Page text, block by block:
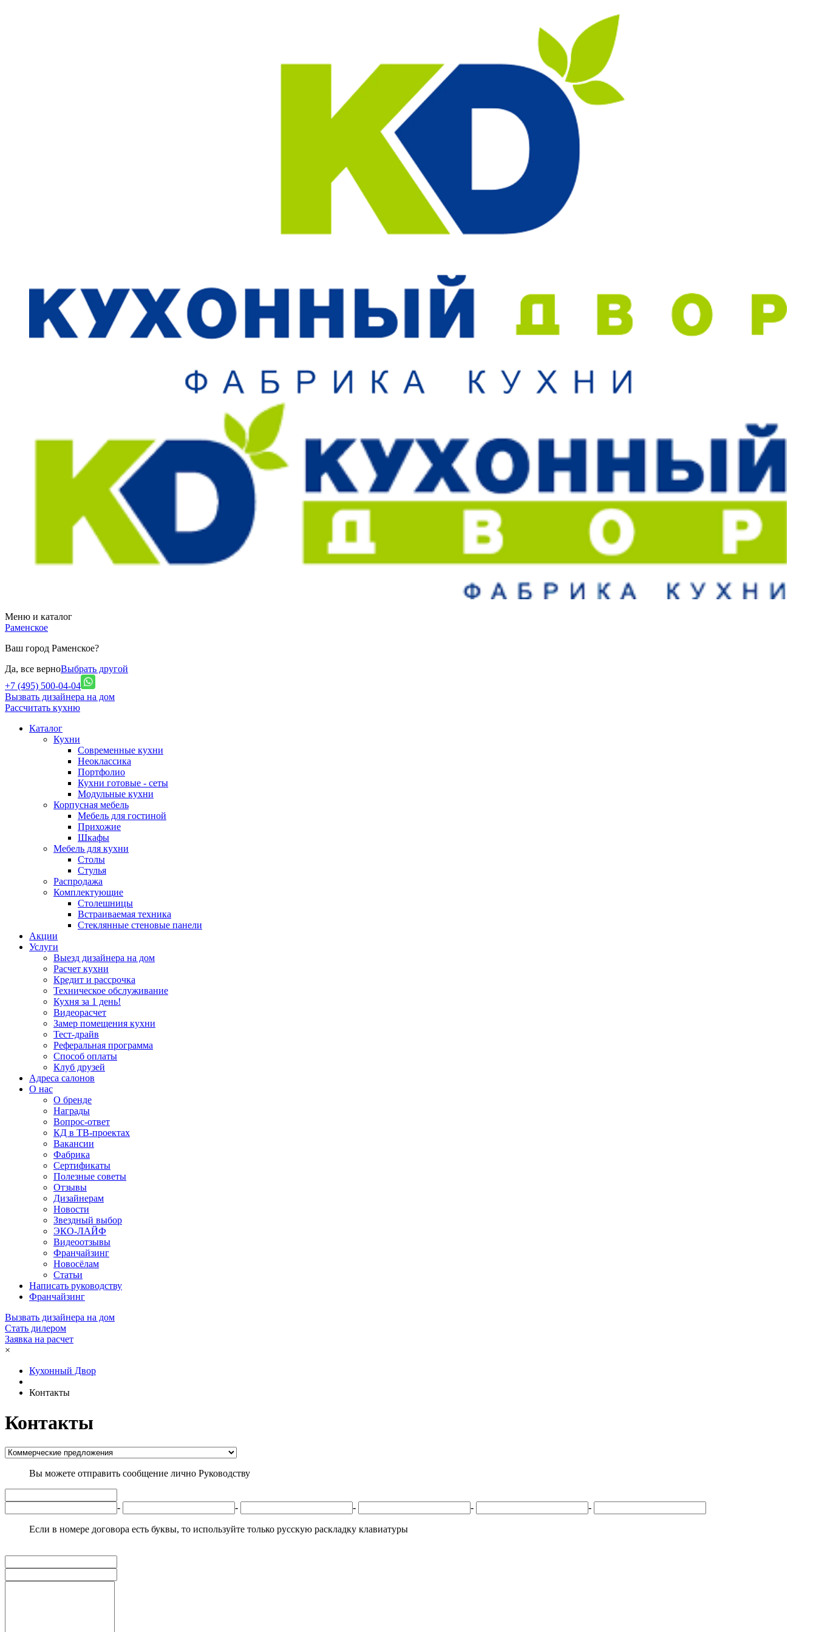
Меню и каталог
Раменское
Ваш город Раменское?
Да, все верноВыбрать другой
+7 (495) 500-04-04
Вызвать дизайнера на дом
Рассчитать кухню
Каталог
Кухни
Современные кухни
Неоклассика
Портфолио
Кухни готовые - сеты
Модульные кухни
Корпусная мебель
Мебель для гостиной
Прихожие
Шкафы
Мебель для кухни
Столы
Стулья
Распродажа
Комплектующие
Столешницы
Встраиваемая техника
Стеклянные стеновые панели
Акции
Услуги
Выезд дизайнера на дом
Расчет кухни
Кредит и рассрочка
Техническое обслуживание
Кухня за 1 день!
Видеорасчет
Замер помещения кухни
Тест-драйв
Реферальная программа
Способ оплаты
Клуб друзей
Адреса салонов
О нас
О бренде
Награды
Вопрос-ответ
КД в ТВ-проектах
Вакансии
Фабрика
Сертификаты
Полезные советы
Отзывы
Дизайнерам
Новости
Звездный выбор
ЭКО-ЛАЙФ
Видеоотзывы
Франчайзинг
Новосёлам
Статьи
Написать руководству
Франчайзинг
Вызвать дизайнера на дом
Стать дилером
Заявка на расчет
×
Кухонный Двор
Контакты
Контакты
Вы можете отправить сообщение лично Руководству
- - - - -
Если в номере договора есть буквы, то используйте только русскую раскладку клавиатуры